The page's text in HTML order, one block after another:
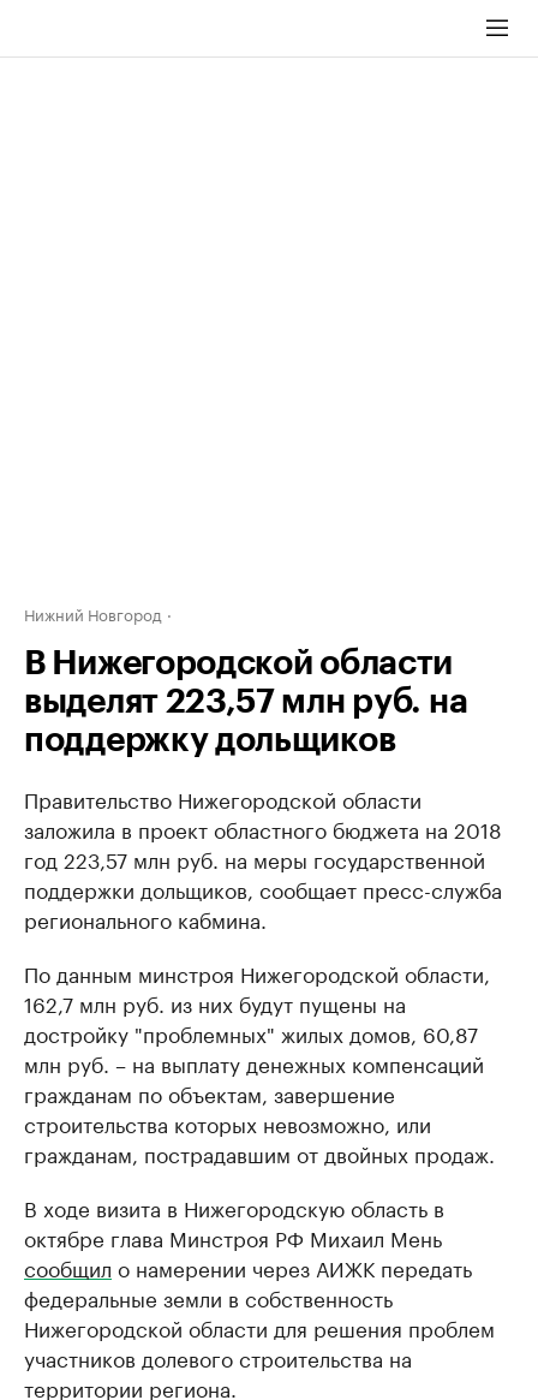
Нижний Новгород
В Нижегородской области
выделят 223,57 млн руб. на
поддержку дольщиков
Правительство Нижегородской области
заложила в проект областного бюджета на 2018
год 223,57 млн руб. на меры государственной
поддержки дольщиков, сообщает пресс-служба
регионального кабмина.
По данным минстроя Нижегородской области,
162,7 млн руб. из них будут пущены на
достройку "проблемных" жилых домов, 60,87
млн руб. – на выплату денежных компенсаций
гражданам по объектам, завершение
строительства которых невозможно, или
гражданам, пострадавшим от двойных продаж.
В ходе визита в Нижегородскую область в
октябре глава Минстроя РФ Михаил Мень
сообщил о намерении через АИЖК передать
федеральные земли в собственность
Нижегородской области для решения проблем
участников долевого строительства на
территории региона.